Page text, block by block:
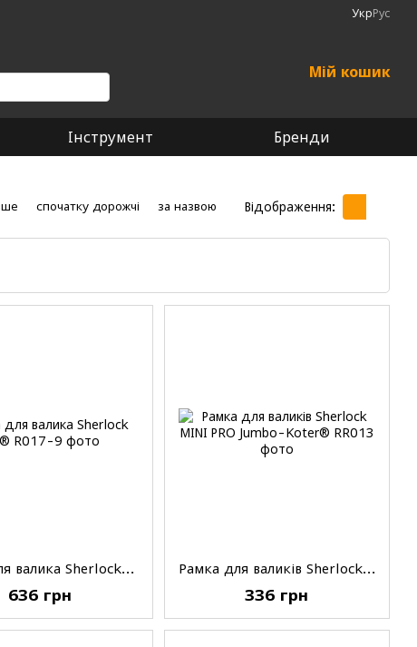
УкрРус
Мій кошик
Інструмент Бренди
спочатку дорожчі за назвою Відображення:
Рамка для валика Sherlock GT®, 9'(23см)
636 грн
Рамка для валиків Sherlock MINI PRO Jumbo-Koter®, 4½'(11,5см), 30см
336 грн